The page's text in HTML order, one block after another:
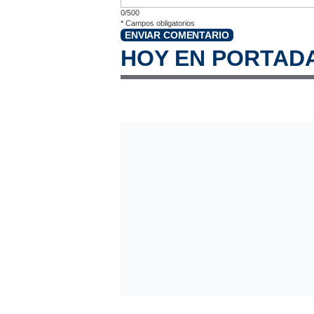
0/500
* Campos obligatorios
ENVIAR COMENTARIO
HOY EN